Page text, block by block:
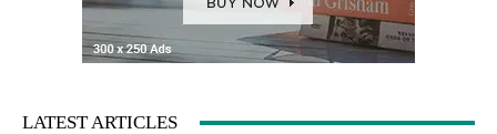
LATEST ARTICLES